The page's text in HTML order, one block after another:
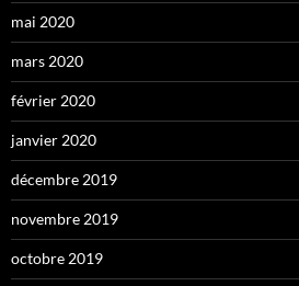
mai 2020
mars 2020
février 2020
janvier 2020
décembre 2019
novembre 2019
octobre 2019